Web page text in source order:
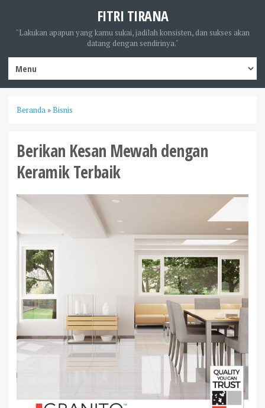
FITRI TIRANA
"Lakukan apapun yang kamu sukai, jadilah konsisten, dan sukses akan
datang dengan sendirinya."
Beranda »Bisnis
Berikan Kesan Mewah dengan
Keramik Terbaik